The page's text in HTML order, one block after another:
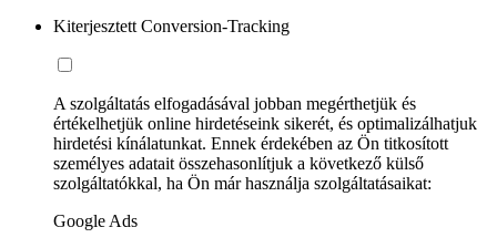
Kiterjesztett Conversion-Tracking
A szolgáltatás elfogadásával jobban megérthetjük és
értékelhetjük online hirdetéseink sikerét, és optimalizálhatjuk
hirdetési kínálatunkat. Ennek érdekében az Ön titkosított
személyes adatait összehasonlítjuk a következő külső
szolgáltatókkal, ha Ön már használja szolgáltatásaikat:
Google Ads